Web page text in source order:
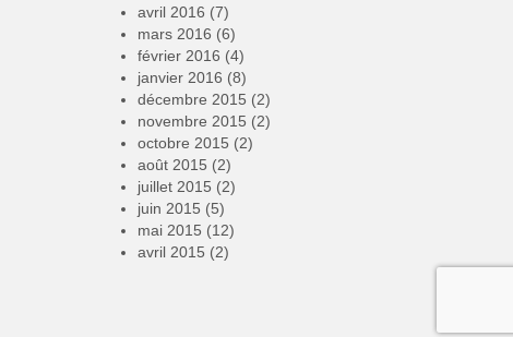
avril 2016 (7)
mars 2016 (6)
février 2016 (4)
janvier 2016 (8)
décembre 2015 (2)
novembre 2015 (2)
octobre 2015 (2)
août 2015 (2)
juillet 2015 (2)
juin 2015 (5)
mai 2015 (12)
avril 2015 (2)